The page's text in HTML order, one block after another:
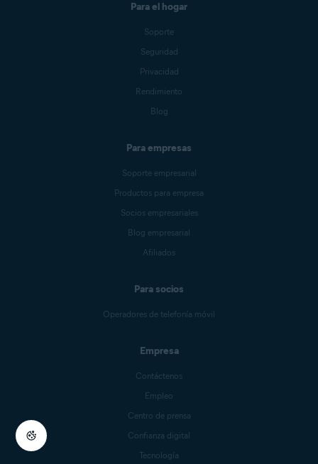
Para el hogar
Soporte
Seguridad
Privacidad
Rendimiento
Blog
Para empresas
Soporte empresarial
Productos para empresa
Socios empresariales
Blog empresarial
Afiliados
Para socios
Operadores de telefonía móvil
Empresa
Contáctenos
Empleo
Centro de prensa
Confianza digital
Tecnología